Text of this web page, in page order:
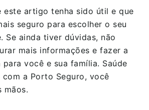
este artigo tenha sido útil e que
seguro para escolher o seu
Se ainda tiver dúvidas, não
mais informações e fazer a
para você e sua família. Saúde
com a Porto Seguro, você
mãos.